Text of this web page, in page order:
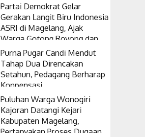
Partai Demokrat Gelar
Gerakan Langit Biru Indonesia
ASRI di Magelang, Ajak
Warga Gotong Royong dan
Tanam Pohon
Purna Pugar Candi Mendut
Tahap Dua Direncakan
Setahun, Pedagang Berharap
Konpensasi
Puluhan Warga Wonogiri
Kajoran Datangi Kejari
Kabupaten Magelang,
Pertanyakan Proses Dugaan